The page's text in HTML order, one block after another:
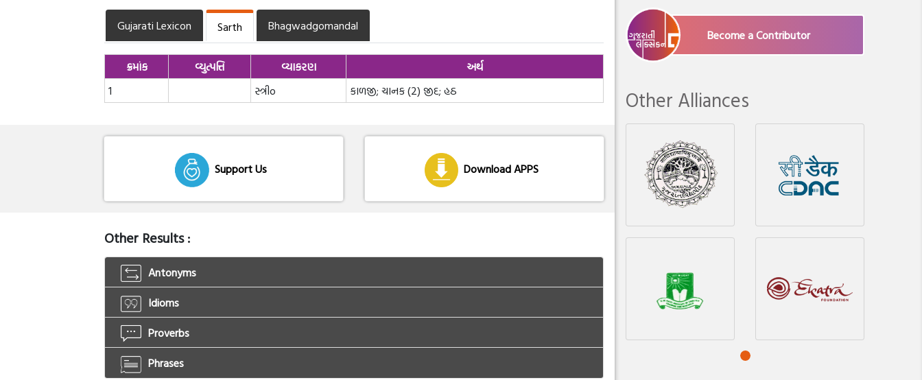
Gujarati Lexicon Sarth Bhagwadgomandal
ક્રમાંક વ્યુત્પત્તિ વ્યાકરણ
અર્થ
1
સ્ત્રીo કાળજી; ચાનક (2) જીદ; હઠ
Support Us Download APPS
Other Results :
Antonyms
Idioms
Proverbs
Phrases
Become a Contributor
Other Alliances